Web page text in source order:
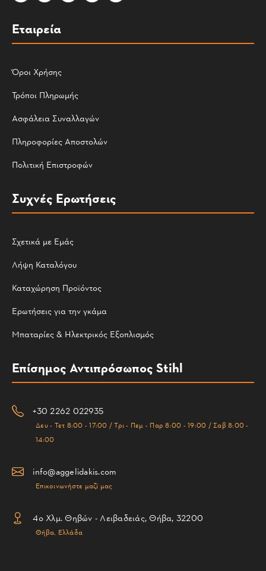
Εταιρεία
Όροι Χρήσης
Τρόποι Πληρωμής
Ασφάλεια Συναλλαγών
Πληροφορίες Αποστολών
Πολιτική Επιστροφών
Συχνές Ερωτήσεις
Σχετικά με Εμάς
Λήψη Καταλόγου
Καταχώρηση Προϊόντος
Ερωτήσεις για την γκάμα
Μπαταρίες & Ηλεκτρικός Εξοπλισμός
Επίσημος Αντιπρόσωπος Stihl
+30 2262 022935
Δευ - Τετ 8:00 - 17:00 / Τρι - Πεμ - Παρ 8:00 - 19:00 / Σαβ 8:00 -
14:00
info@aggelidakis.com
Επικοινωνήστε μαζί μας
4ο Χλμ. Θηβών - Λειβαδειάς, Θήβα, 32200
Θήβα, Ελλάδα